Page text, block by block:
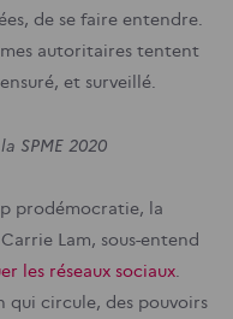
de se faire entendre.
autoritaires tentent
et surveillé.
SPME 2020
prodémocratie, la
Lam, sous-entend
les réseaux sociaux.
qui circule, des pouvoirs